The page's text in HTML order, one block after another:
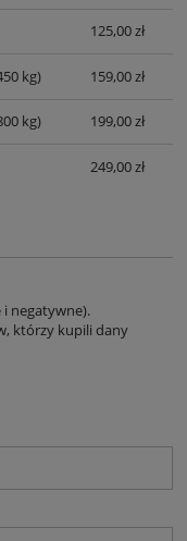
125,00 zł
kg) 159,00 zł
kg) 199,00 zł
249,00 zł
negatywne).
którzy kupili dany